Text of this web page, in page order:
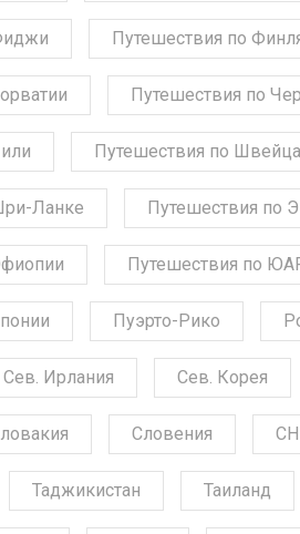
Путешествия по
Путешествия по
Путешествия по
Ланке Путешествия по
Путешествия по
Пуэрто-Рико
Сев. Ирлания Сев. Корея
Словения
Таджикистан Таиланд